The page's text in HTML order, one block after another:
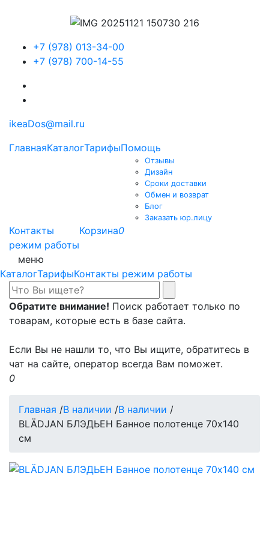
+7 (978) 013-34-00
+7 (978) 700-14-55
ikeaDos@mail.ru
ГлавнаяКаталогТарифыПомощь
Отзывы
Дизайн
Сроки доставки
Обмен и возврат
Блог
Заказать юр.лицу
Контакты
режим работы
Корзина0
меню
КаталогТарифыКонтакты режим работы
Обратите внимание! Поиск работает только по
товарам, которые есть в базе сайта.
Если Вы не нашли то, что Вы ищите, обратитесь в
чат на сайте, оператор всегда Вам поможет.
0
Главная /В наличии /В наличии /
BLÄDJAN БЛЭДЬЕН Банное полотенце 70x140
см